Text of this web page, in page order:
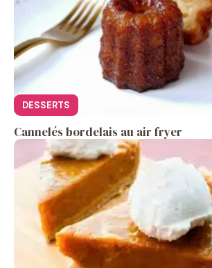
DESSERTS
Cannelés bordelais au air fryer